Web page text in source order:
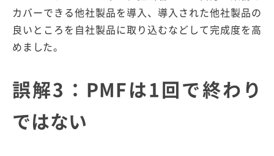
カバーできる他社製品を導入、導入された他社製品の
良いところを自社製品に取り込むなどして完成度を高
めました。
誤解3：PMFは1回で終わり
ではない